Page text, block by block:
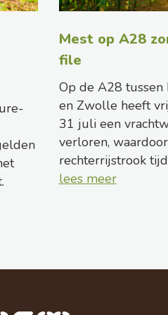
Mest op A28
file
Op de A28
en Zwolle heeft
31 juli een
verloren,
rechterrijstrook
lees meer